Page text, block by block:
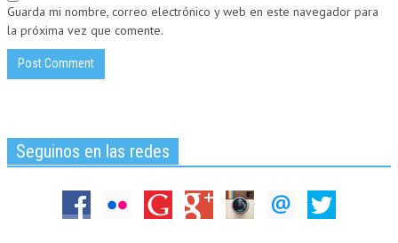
Guarda mi nombre, correo electrónico y web en este navegador para
la próxima vez que comente.
Seguinos en las redes